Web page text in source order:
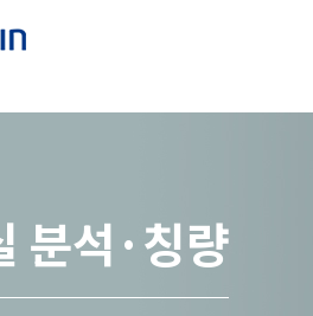
분석·칭량